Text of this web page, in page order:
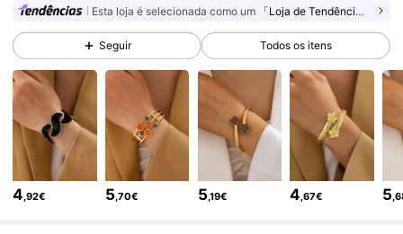
22K Seguidores
4,85 22K Seguidores
4,85 22K Seguidores
Esta loja é selecionada como um 「Loja de Tendências」
Seguir Todos os itens
4 ,92€ 5 ,70€ 5 ,19€ 4 ,67€ 5